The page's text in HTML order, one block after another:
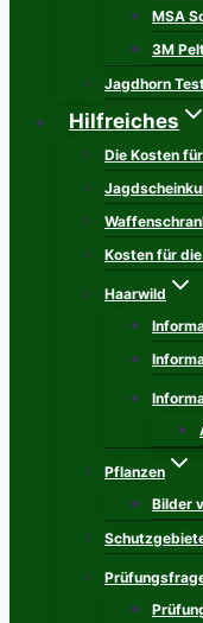
MSA
3M
Jagdhorn
Hilfreiches
Die Kosten
Kosten für
Haarwild
Pflanzen
Bilder